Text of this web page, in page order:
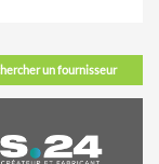
un fournisseur